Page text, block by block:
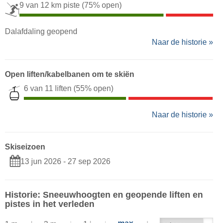
9 van 12 km piste (75% open)
Dalafdaling geopend
Naar de historie »
Open liften/kabelbanen om te skiën
6 van 11 liften (55% open)
Naar de historie »
Skiseizoen
13 jun 2026 - 27 sep 2026
Historie: Sneeuwhoogten en geopende liften en
pistes in het verleden